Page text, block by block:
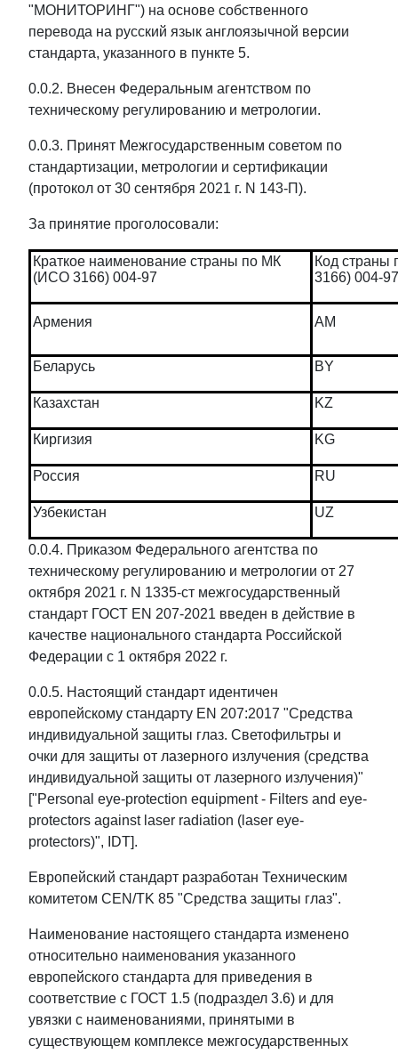
"МОНИТОРИНГ") на основе собственного
перевода на русский язык англоязычной версии
стандарта, указанного в пункте 5.
0.0.2. Внесен Федеральным агентством по
техническому регулированию и метрологии.
0.0.3. Принят Межгосударственным советом по
стандартизации, метрологии и сертификации
(протокол от 30 сентября 2021 г. N 143-П).
За принятие проголосовали:
Краткое наименование страны по МК
(ИСО 3166) 004-97
Код
3166) 004-97
Армения AM
Беларусь BY
Казахстан KZ
Киргизия KG
Россия RU
Узбекистан UZ
0.0.4. Приказом Федерального агентства по
техническому регулированию и метрологии от 27
октября 2021 г. N 1335-ст межгосударственный
стандарт ГОСТ EN 207-2021 введен в действие в
качестве национального стандарта Российской
Федерации с 1 октября 2022 г.
0.0.5. Настоящий стандарт идентичен
европейскому стандарту EN 207:2017 "Средства
индивидуальной защиты глаз. Светофильтры и
очки для защиты от лазерного излучения (средства
индивидуальной защиты от лазерного излучения)"
["Personal eye-protection equipment - Filters and eye-
protectors against laser radiation (laser eye-
protectors)", IDT].
Европейский стандарт разработан Техническим
комитетом CEN/TK 85 "Средства защиты глаз".
Наименование настоящего стандарта изменено
относительно наименования указанного
европейского стандарта для приведения в
соответствие с ГОСТ 1.5 (подраздел 3.6) и для
увязки с наименованиями, принятыми в
существующем комплексе межгосударственных